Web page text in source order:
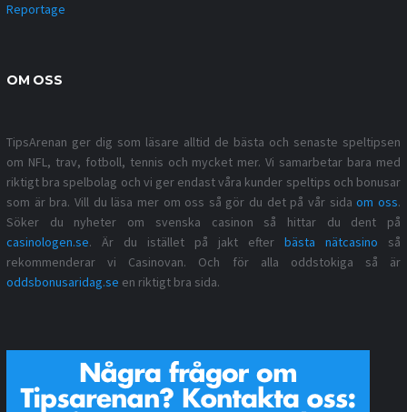
Reportage
OM OSS
TipsArenan ger dig som läsare alltid de bästa och senaste speltipsen
om NFL, trav, fotboll, tennis och mycket mer. Vi samarbetar bara med
riktigt bra spelbolag och vi ger endast våra kunder speltips och bonusar
som är bra. Vill du läsa mer om oss så gör du det på vår sidaom oss.
Söker du nyheter om svenska casinon så hittar du dent på
casinologen.se. Är du istället på jakt efter bästa nätcasino så
rekommenderar vi Casinovan. Och för alla oddstokiga så är
oddsbonusaridag.se en riktigt bra sida.